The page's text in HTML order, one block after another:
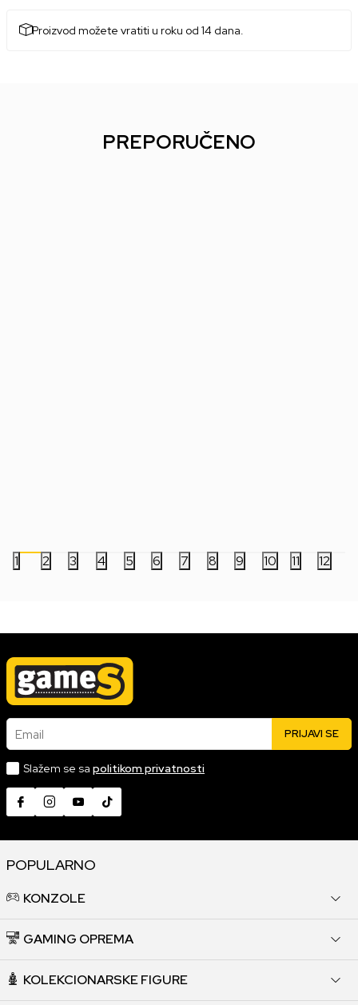
Proizvod možete vratiti u roku od 14 dana.
PREPORUČENO
1 2 3 4 5 6 7 8 9 10 11 12
Email PRIJAVI SE
Slažem se sa politikom privatnosti
POPULARNO
KONZOLE
GAMING OPREMA
KOLEKCIONARSKE FIGURE